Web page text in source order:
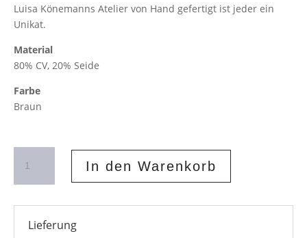
Luisa Könemanns Atelier von Hand gefertigt ist jeder ein
Unikat.
Material
80% CV, 20% Seide
Farbe
Braun
Haarreif
Samt
In den Warenkorb
Lieferung